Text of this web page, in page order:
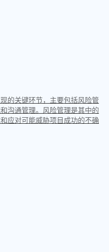
的关键环节，主要包括风险管
沟通管理。风险管理是其中的
应对可能威胁项目成功的不确